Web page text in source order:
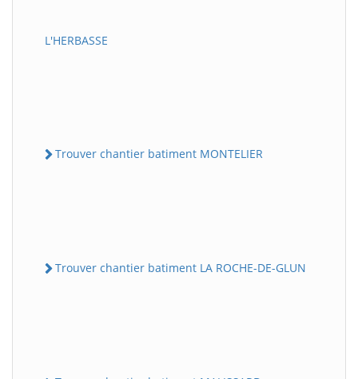
L'HERBASSE
Trouver chantier batiment MONTELIER
Trouver chantier batiment LA ROCHE-DE-GLUN